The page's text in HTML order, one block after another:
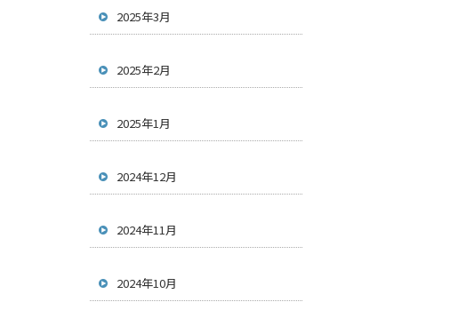
2025年3月
2025年2月
2025年1月
2024年12月
2024年11月
2024年10月